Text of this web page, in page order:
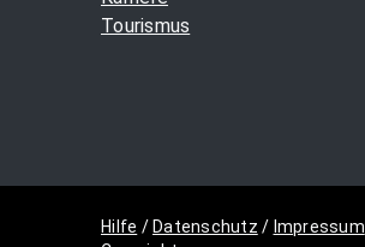
Tourismus
Hilfe / Datenschutz / Impressum